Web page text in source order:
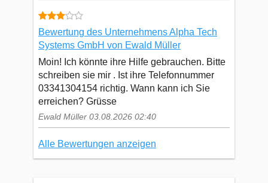
Bewertung des Unternehmens Alpha Tech
Systems GmbH von Ewald Müller
Moin! Ich könnte ihre Hilfe gebrauchen. Bitte
schreiben sie mir . Ist ihre Telefonnummer
03341304154 richtig. Wann kann ich Sie
erreichen? Grüsse
Ewald Müller 03.08.2026 02:40
Alle Bewertungen anzeigen